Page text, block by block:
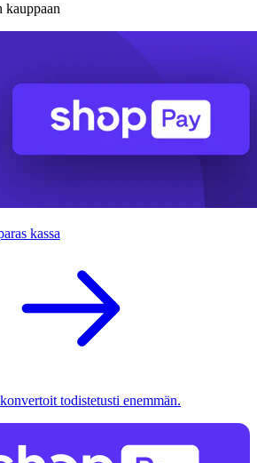
kauppaan
kassa
todistetusti enemmän.